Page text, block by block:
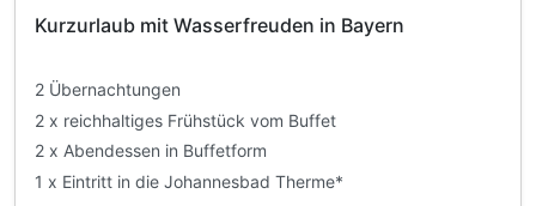
Kurzurlaub mit Wasserfreuden in Bayern
2 Übernachtungen
2 x reichhaltiges Frühstück vom Buffet
2 x Abendessen in Buffetform
1 x Eintritt in die Johannesbad Therme*